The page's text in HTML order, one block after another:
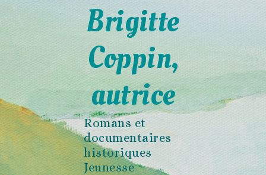
Brigitte
Coppin,
autrice
Romans et
documentaires
historiques
Jeunesse